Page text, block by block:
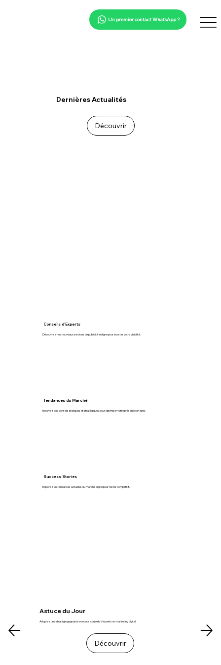
Un premier contact WhatsApp ?
Dernières Actualités
Découvrir
Conseils d'Experts
Découvrez nos nouveaux services de publicité en ligne pour booster votre visibilité.
Tendances du Marché
Recevez des conseils pratiques et stratégiques pour optimiser votre présence en ligne.
Success Stories
Explorez les tendances actuelles du marché digital pour rester compétitif.
Astuce du Jour
Adoptez une stratégie gagnante avec nos conseils d'experts en marketing digital.
Découvrir